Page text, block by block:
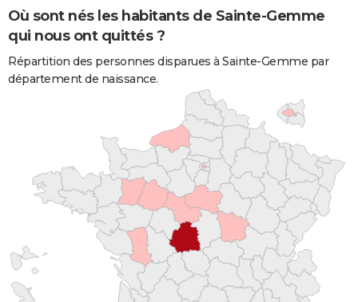
Où sont nés les habitants de Sainte-Gemme
qui nous ont quittés ?
Répartition des personnes disparues à Sainte-Gemme par
département de naissance.